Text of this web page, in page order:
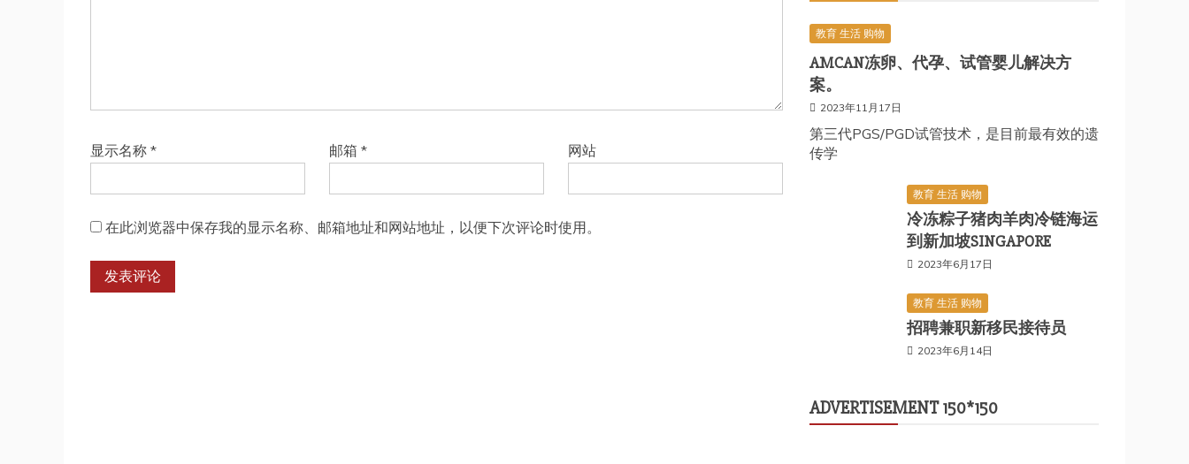
显示名称 * 邮箱* 网站
在此浏览器中保存我的显示名称、邮箱地址和网站地址，以便下次评论时使用。
教育 生活 购物
AMCAN冻卵、代孕、试管婴儿解决方
案。
2023年11月17日
第三代PGS/PGD试管技术，是目前最有效的遗
传学
教育 生活 购物
冷冻粽子猪肉羊肉冷链海运
到新加坡SINGAPORE
2023年6月17日
教育 生活 购物
招聘兼职新移民接待员
2023年6月14日
ADVERTISEMENT 150*150